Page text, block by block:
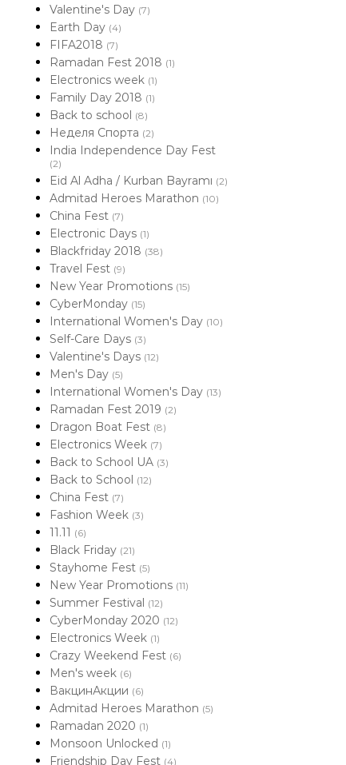
Valentine's Day (7)
Earth Day (4)
FIFA2018 (7)
Ramadan Fest 2018 (1)
Electronics week (1)
Family Day 2018 (1)
Back to school (8)
Неделя Спорта (2)
India Independence Day Fest
(2)
Eid Al Adha / Kurban Bayramı (2)
Admitad Heroes Marathon (10)
China Fest (7)
Electronic Days (1)
Blackfriday 2018 (38)
Travel Fest (9)
New Year Promotions (15)
CyberMonday (15)
International Women's Day (10)
Self-Care Days (3)
Valentine's Days (12)
Men's Day (5)
International Women's Day (13)
Ramadan Fest 2019 (2)
Dragon Boat Fest (8)
Electronics Week (7)
Back to School UA (3)
Back to School (12)
China Fest (7)
Fashion Week (3)
11.11 (6)
Black Friday (21)
Stayhome Fest (5)
New Year Promotions (11)
Summer Festival (12)
CyberMonday 2020 (12)
Electronics Week (1)
Crazy Weekend Fest (6)
Men's week (6)
ВакцинАкции (6)
Admitad Heroes Marathon (5)
Ramadan 2020 (1)
Monsoon Unlocked (1)
Friendship Day Fest (4)